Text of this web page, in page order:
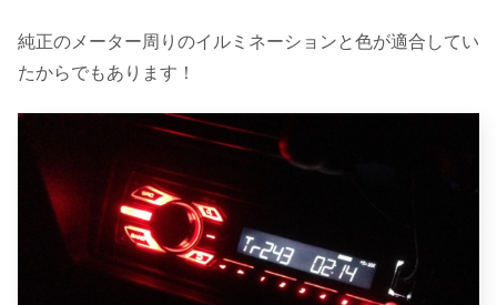
純正のメーター周りのイルミネーションと色が適合してい
たからでもあります！